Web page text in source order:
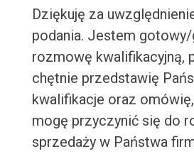
Dziękuję za
podania. Jestem
rozmowę kwalifikacyjną,
chętnie przedstawię
kwalifikacje oraz
mogę przyczynić się do
sprzedaży w Państwa